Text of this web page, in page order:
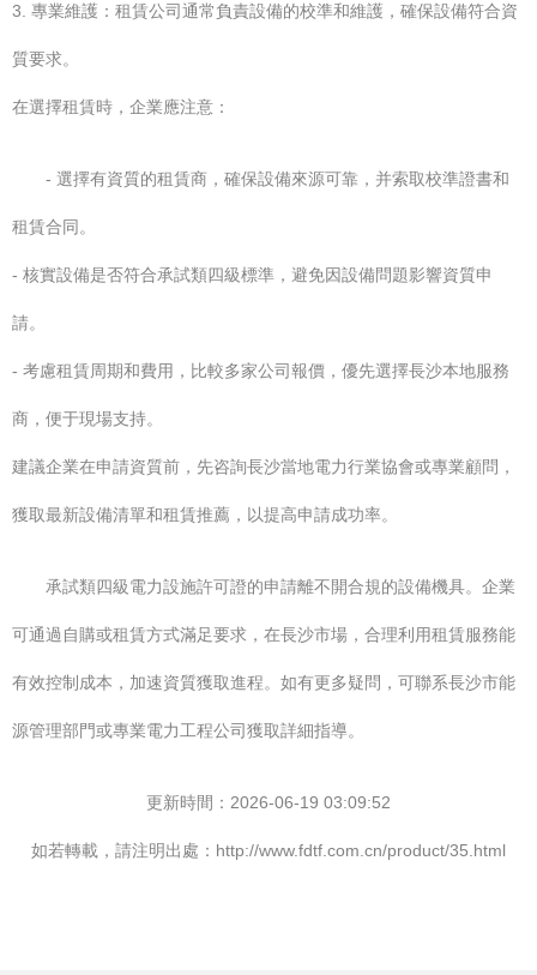
3. 專業維護：租賃公司通常負責設備的校準和維護，確保設備符合資
質要求。
在選擇租賃時，企業應注意：
- 選擇有資質的租賃商，確保設備來源可靠，并索取校準證書和
租賃合同。
- 核實設備是否符合承試類四級標準，避免因設備問題影響資質申
請。
- 考慮租賃周期和費用，比較多家公司報價，優先選擇長沙本地服務
商，便于現場支持。
建議企業在申請資質前，先咨詢長沙當地電力行業協會或專業顧問，
獲取最新設備清單和租賃推薦，以提高申請成功率。
承試類四級電力設施許可證的申請離不開合規的設備機具。企業
可通過自購或租賃方式滿足要求，在長沙市場，合理利用租賃服務能
有效控制成本，加速資質獲取進程。如有更多疑問，可聯系長沙市能
源管理部門或專業電力工程公司獲取詳細指導。
更新時間：2026-06-19 03:09:52
如若轉載，請注明出處：http://www.fdtf.com.cn/product/35.html